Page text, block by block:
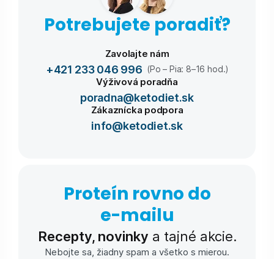
Potrebujete poradiť?
Zavolajte nám
+421 233 046 996 (Po – Pia: 8–16 hod.)
Výživová poradňa
poradna@ketodiet.sk
Zákaznícka podpora
info@ketodiet.sk
Proteín rovno do
e-⁠mailu
Recepty, novinky a tajné akcie.
Nebojte sa, žiadny spam a všetko s mierou.